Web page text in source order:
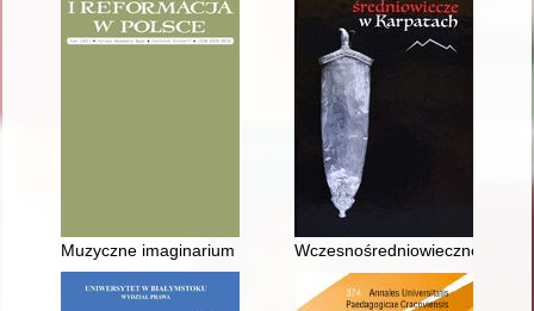
Muzyczne imaginarium Erazma z Rotterdamu
Wczesnośredniowieczne